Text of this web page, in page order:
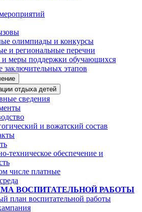
олимпиады и конкурсы
и региональные перечни
меры поддержки обучающихся
заключительных этапов
отдыха детей
сведения
и вожатский состав
техническое обеспечение и
числе платные
ВОСПИТАТЕЛЬНОЙ РАБОТЫ
план воспитательной работы